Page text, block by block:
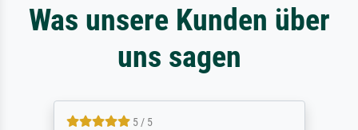
Was unsere Kunden über
uns sagen
5 / 5